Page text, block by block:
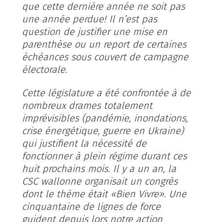
que cette dernière année ne soit pas
une année perdue! Il n’est pas
question de justifier une mise en
parenthèse ou un report de certaines
échéances sous couvert de campagne
électorale.
Cette législature a été confrontée à de
nombreux drames totalement
imprévisibles (pandémie, inondations,
crise énergétique, guerre en Ukraine)
qui justifient la nécessité de
fonctionner à plein régime durant ces
huit prochains mois. Il y a un an, la
CSC wallonne organisait un congrès
dont le thème était «Bien Vivre». Une
cinquantaine de lignes de force
guident depuis lors notre action